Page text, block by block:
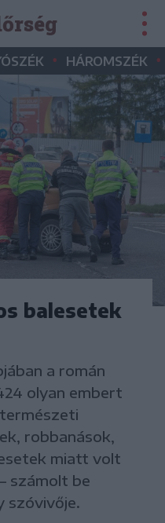
• HÁROMSZÉK •
balesetek
a román
olyan embert
robbanások,
miatt volt
számolt be
szóvivője.